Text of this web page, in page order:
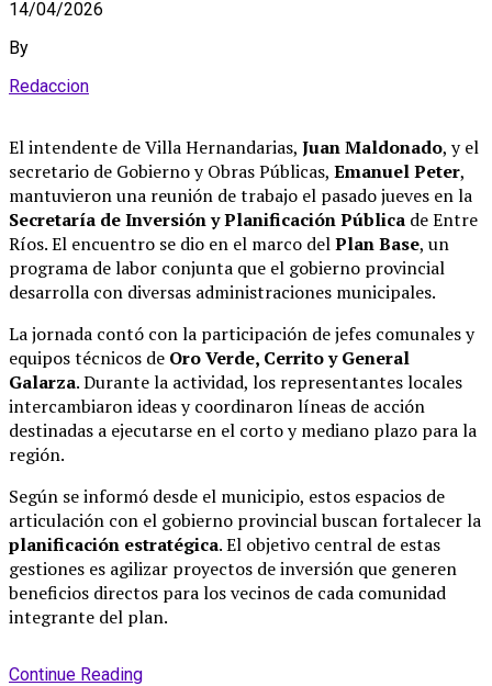
14/04/2026
By
Redaccion
El intendente de Villa Hernandarias, Juan Maldonado, y el
secretario de Gobierno y Obras Públicas, Emanuel Peter,
mantuvieron una reunión de trabajo el pasado jueves en la
Secretaría de Inversión y Planificación Pública de Entre
Ríos.El encuentro se dio en el marco delPlan Base, un
programa de labor conjunta que el gobierno provincial
desarrolla con diversas administraciones municipales.
La jornada contó con la participación de jefes comunales y
equipos técnicos de Oro Verde, Cerrito y General
Galarza.Durante la actividad, los representantes locales
intercambiaron ideas y coordinaron líneas de acción
destinadas a ejecutarse en el corto y mediano plazo para la
región.
Según se informó desde el municipio, estos espacios de
articulación con el gobierno provincial buscan fortalecer la
planificación estratégica.El objetivo central de estas
gestiones es agilizar proyectos de inversión que generen
beneficios directos para los vecinos de cada comunidad
integrante del plan.
Continue Reading